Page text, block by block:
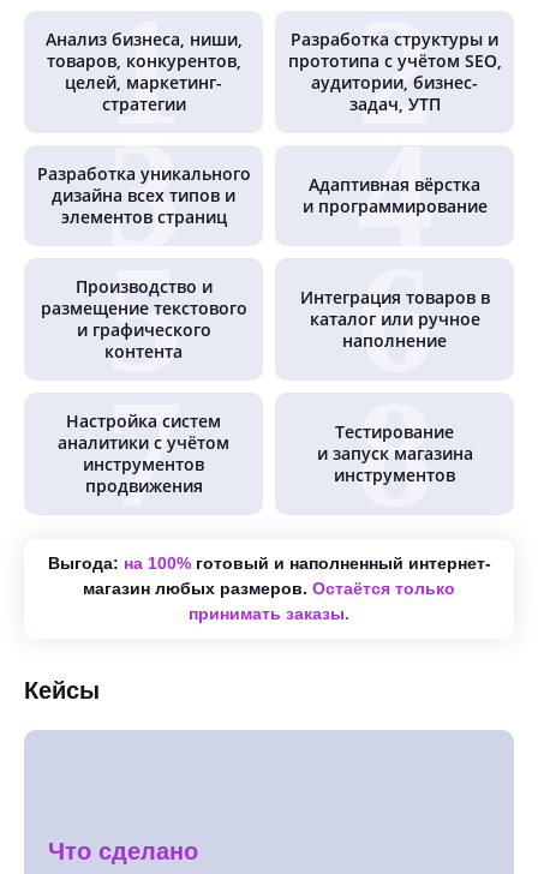
Анализ бизнеса, ниши,
товаров, конкурентов,
целей, маркетинг-
стратегии
Разработка структуры и
прототипа с учётом SEO,
аудитории, бизнес-
задач, УТП
Разработка уникального
дизайна всех типов и
элементов страниц
Адаптивная вёрстка
и программирование
Производство и
размещение текстового
и графического
контента
Интеграция товаров в
каталог или ручное
наполнение
Настройка систем
аналитики с учётом
инструментов
продвижения
Тестирование
и запуск магазина
инструментов
Выгода: на 100%готовый и наполненный интернет-
магазин любых размеров. Остаётся только
принимать заказы.
Кейсы
Что сделано